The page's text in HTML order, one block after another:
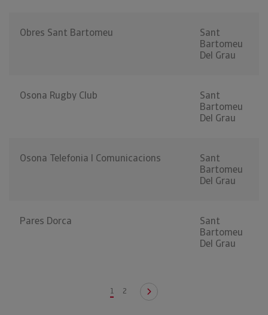
Obres Sant Bartomeu
Sant
Bartomeu
Del Grau
Osona Rugby Club
Sant
Bartomeu
Del Grau
Osona Telefonia I Comunicacions
Sant
Bartomeu
Del Grau
Pares Dorca
Sant
Bartomeu
Del Grau
1 2